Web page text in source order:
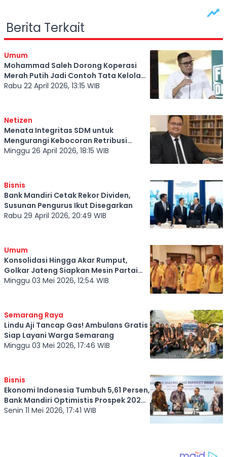
Berita Terkait
Umum
Mohammad Saleh Dorong Koperasi
Merah Putih Jadi Contoh Tata Kelola
yang Baik
Rabu 22 April 2026, 13:15 WIB
Netizen
Menata Integritas SDM untuk
Mengurangi Kebocoran Retribusi
Sampah
Minggu 26 April 2026, 18:15 WIB
Bisnis
Bank Mandiri Cetak Rekor Dividen,
Susunan Pengurus Ikut Disegarkan
Rabu 29 April 2026, 20:49 WIB
Umum
Konsolidasi Hingga Akar Rumput,
Golkar Jateng Siapkan Mesin Partai
Menuju 2029
Minggu 03 Mei 2026, 12:54 WIB
Semarang Raya
Lindu Aji Tancap Gas! Ambulans Gratis
Siap Layani Warga Semarang
Minggu 03 Mei 2026, 17:46 WIB
Bisnis
Ekonomi Indonesia Tumbuh 5,61 Persen,
Bank Mandiri Optimistis Prospek 2026
Tetap Solid
Senin 11 Mei 2026, 17:41 WIB